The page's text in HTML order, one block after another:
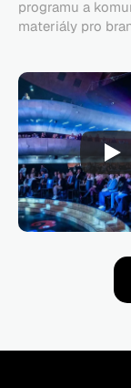
programu a
materiály pro